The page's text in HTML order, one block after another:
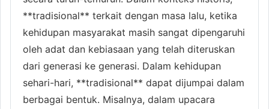
**tradisional** terkait dengan masa lalu, ketika
kehidupan masyarakat masih sangat dipengaruhi
oleh adat dan kebiasaan yang telah diteruskan
dari generasi ke generasi. Dalam kehidupan
sehari-hari, **tradisional** dapat dijumpai dalam
berbagai bentuk. Misalnya, dalam upacara